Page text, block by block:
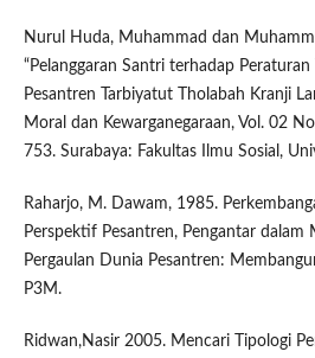
Nurul Huda, Muhammad dan
“Pelanggaran Santri terhadap
Pesantren Tarbiyatut Tholabah Kranji
Moral dan Kewarganegaraan, Vol. 02
753. Surabaya: Fakultas Ilmu Sosial,
Raharjo, M. Dawam, 1985.
Perspektif Pesantren, Pengantar dalam
Pergaulan Dunia Pesantren:
P3M.
Ridwan,Nasir 2005. Mencari Tipologi